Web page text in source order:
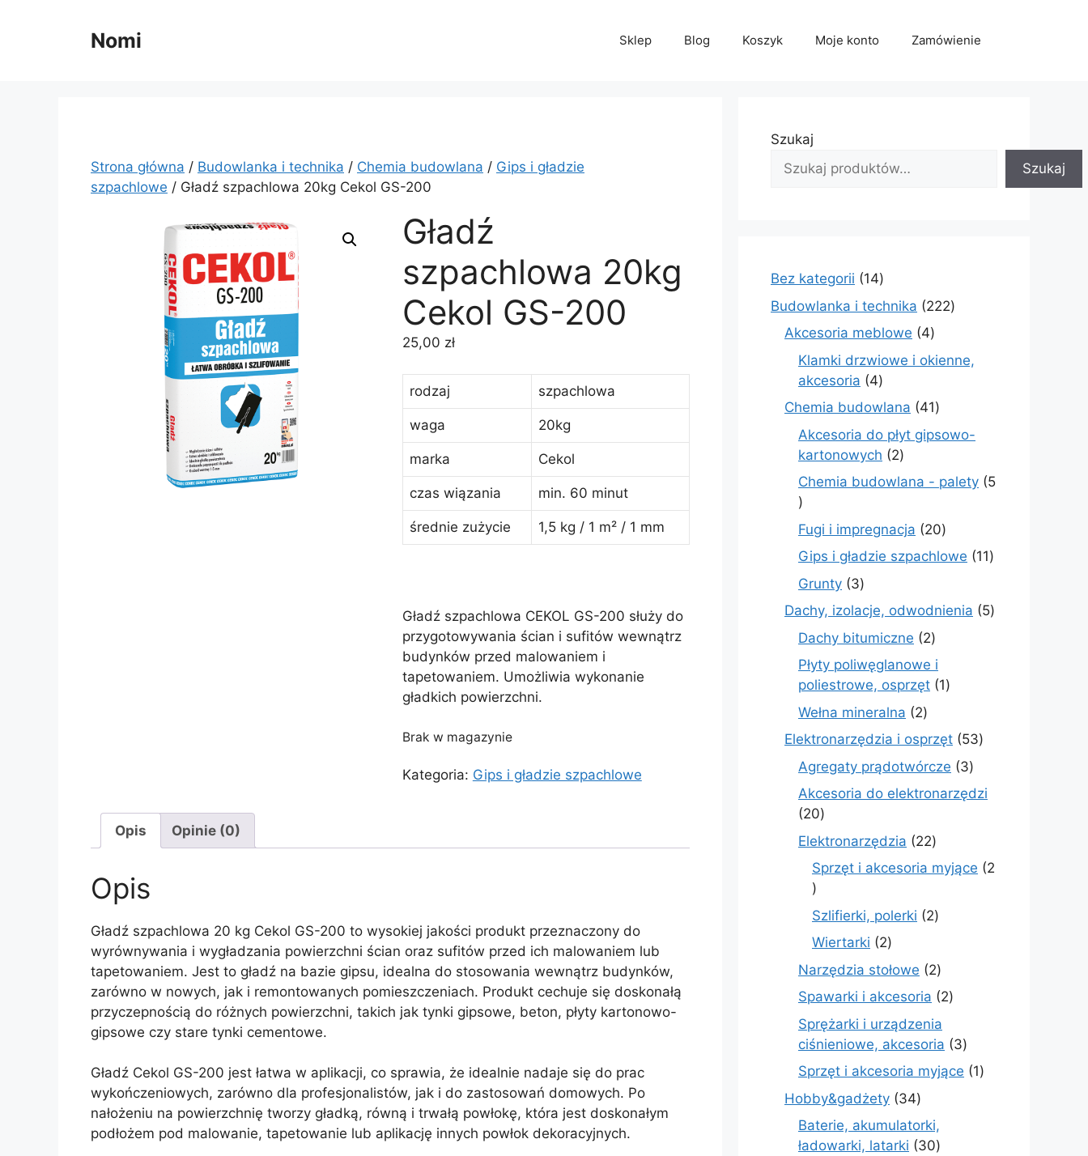
Nomi Sklep Blog Koszyk Moje konto Zamówienie
Strona główna / Budowlanka i technika / Chemia budowlana / Gips i gładzie
szpachlowe / Gładź szpachlowa 20kg Cekol GS-200
Gładź
szpachlowa 20kg
Cekol GS-200
25,00 zł
rodzaj szpachlowa
waga 20kg
marka Cekol
czas wiązania min. 60 minut
średnie zużycie 1,5 kg / 1 m² / 1 mm
Gładź szpachlowa CEKOL GS-200 służy do
przygotowywania ścian i sufitów wewnątrz
budynków przed malowaniem i
tapetowaniem. Umożliwia wykonanie
gładkich powierzchni.
Brak w magazynie
Kategoria: Gips i gładzie szpachlowe
Opis Opinie (0)
Opis
Gładź szpachlowa 20 kg Cekol GS-200 to wysokiej jakości produkt przeznaczony do
wyrównywania i wygładzania powierzchni ścian oraz sufitów przed ich malowaniem lub
tapetowaniem. Jest to gładź na bazie gipsu, idealna do stosowania wewnątrz budynków,
zarówno w nowych, jak i remontowanych pomieszczeniach. Produkt cechuje się doskonałą
przyczepnością do różnych powierzchni, takich jak tynki gipsowe, beton, płyty kartonowo-
gipsowe czy stare tynki cementowe.
Gładź Cekol GS-200 jest łatwa w aplikacji, co sprawia, że idealnie nadaje się do prac
wykończeniowych, zarówno dla profesjonalistów, jak i do zastosowań domowych. Po
nałożeniu na powierzchnię tworzy gładką, równą i trwałą powłokę, która jest doskonałym
podłożem pod malowanie, tapetowanie lub aplikację innych powłok dekoracyjnych.
Szukaj
Szukaj
Bez kategorii 1414
produktów
Budowlanka i technika 222222
Akcesoria meblowe 44
produkty
Klamki drzwiowe i okienne,
akcesoria
44
produkty
Chemia budowlana 4141
Akcesoria do płyt gipsowo-
kartonowych
22
produkty
Chemia budowlana - palety 5
5
produktów
Fugi i impregnacja 2020
produktów
Gips i gładzie szpachlowe 1111
Grunty 33
produkty
Dachy, izolacje, odwodnienia 55
Dachy bitumiczne 22
produkty
Płyty poliwęglanowe i
poliestrowe, osprzęt 11
Wełna mineralna 22
produkty
Elektronarzędzia i osprzęt 5353
Agregaty prądotwórcze 33
produkty
Akcesoria do elektronarzędzi
2020
produktów
Elektronarzędzia 2222
produkty
Sprzęt i akcesoria myjące
2
2
produkty
Szlifierki, polerki 22
Wiertarki 22
produkty
Narzędzia stołowe 22
produkty
Spawarki i akcesoria 22
Sprężarki i urządzenia
ciśnieniowe, akcesoria
33
produkty
Sprzęt i akcesoria myjące 11
Hobby&gadżety 3434
produkty
Baterie, akumulatorki,
ładowarki, latarki
3030